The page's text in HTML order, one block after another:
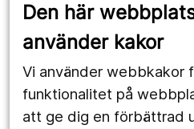
Den här
använder kakor
Vi använder webbkakor
funktionalitet på
att ge dig en förbättrad
Länstrafiken
Utveckling